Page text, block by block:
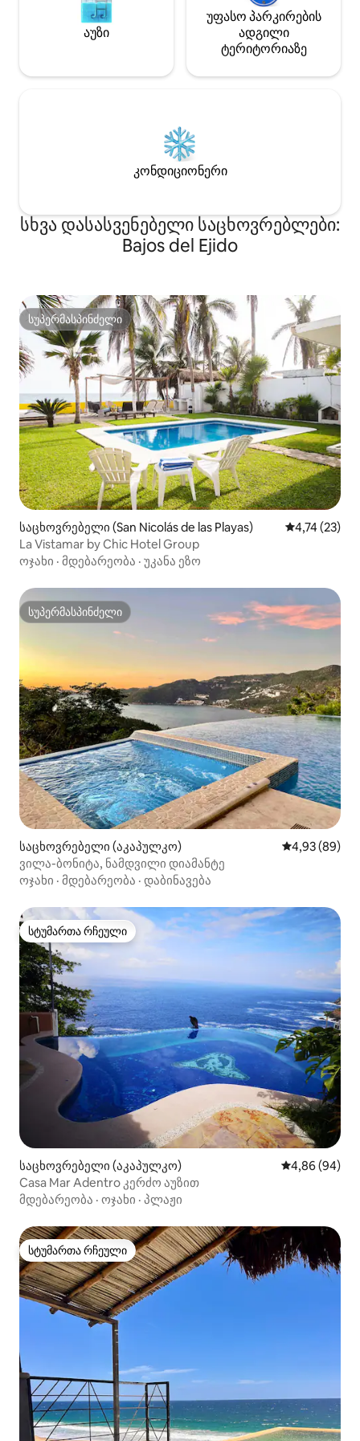
აუზი
უფასო პარკირების
ადგილი
ტერიტორიაზე
კონდიციონერი
სხვა დასასვენებელი საცხოვრებლები:
Bajos del Ejido
სუპერმასპინძელი
სუპერმასპინძელი
საცხოვრებელი (San Nicolás de las Playas) საშუალო
4,74 (23)
La Vistamar by Chic Hotel Group
ოჯახი · მდებარეობა · უკანა ეზო
სუპერმასპინძელი
სუპერმასპინძელი
საცხოვრებელი (აკაპულკო) საშუალო
4,93 (89)
ვილა-ბონიტა, ნამდვილი დიამანტე
ოჯახი · მდებარეობა · დაბინავება
სტუმართა რჩეული
სტუმართა რჩეული
საცხოვრებელი (აკაპულკო) საშუალო
4,86 (94)
Casa Mar Adentro კერძო აუზით
მდებარეობა · ოჯახი · პლაჟი
სტუმართა რჩეული
სტუმართა რჩეული